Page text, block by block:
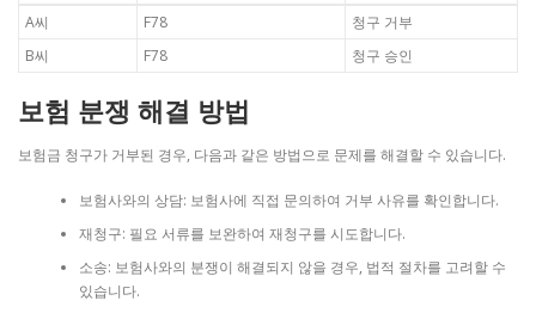
A씨 F78
청구 거부
B씨
F78 청구 승인
보험 분쟁 해결 방법
보험금 청구가 거부된 경우, 다음과 같은 방법으로 문제를 해결할 수 있습니다.
보험사와의 상담: 보험사에 직접 문의하여 거부 사유를 확인합니다.
재청구: 필요 서류를 보완하여 재청구를 시도합니다.
소송: 보험사와의 분쟁이 해결되지 않을 경우, 법적 절차를 고려할 수
있습니다.